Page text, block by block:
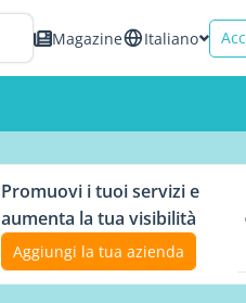
Magazine Italiano
Promuovi i tuoi servizi e
aumenta la tua visibilità
Aggiungi la tua azienda